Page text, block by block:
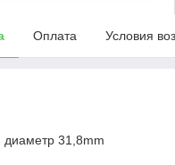
Оплата Условия
31,8mm